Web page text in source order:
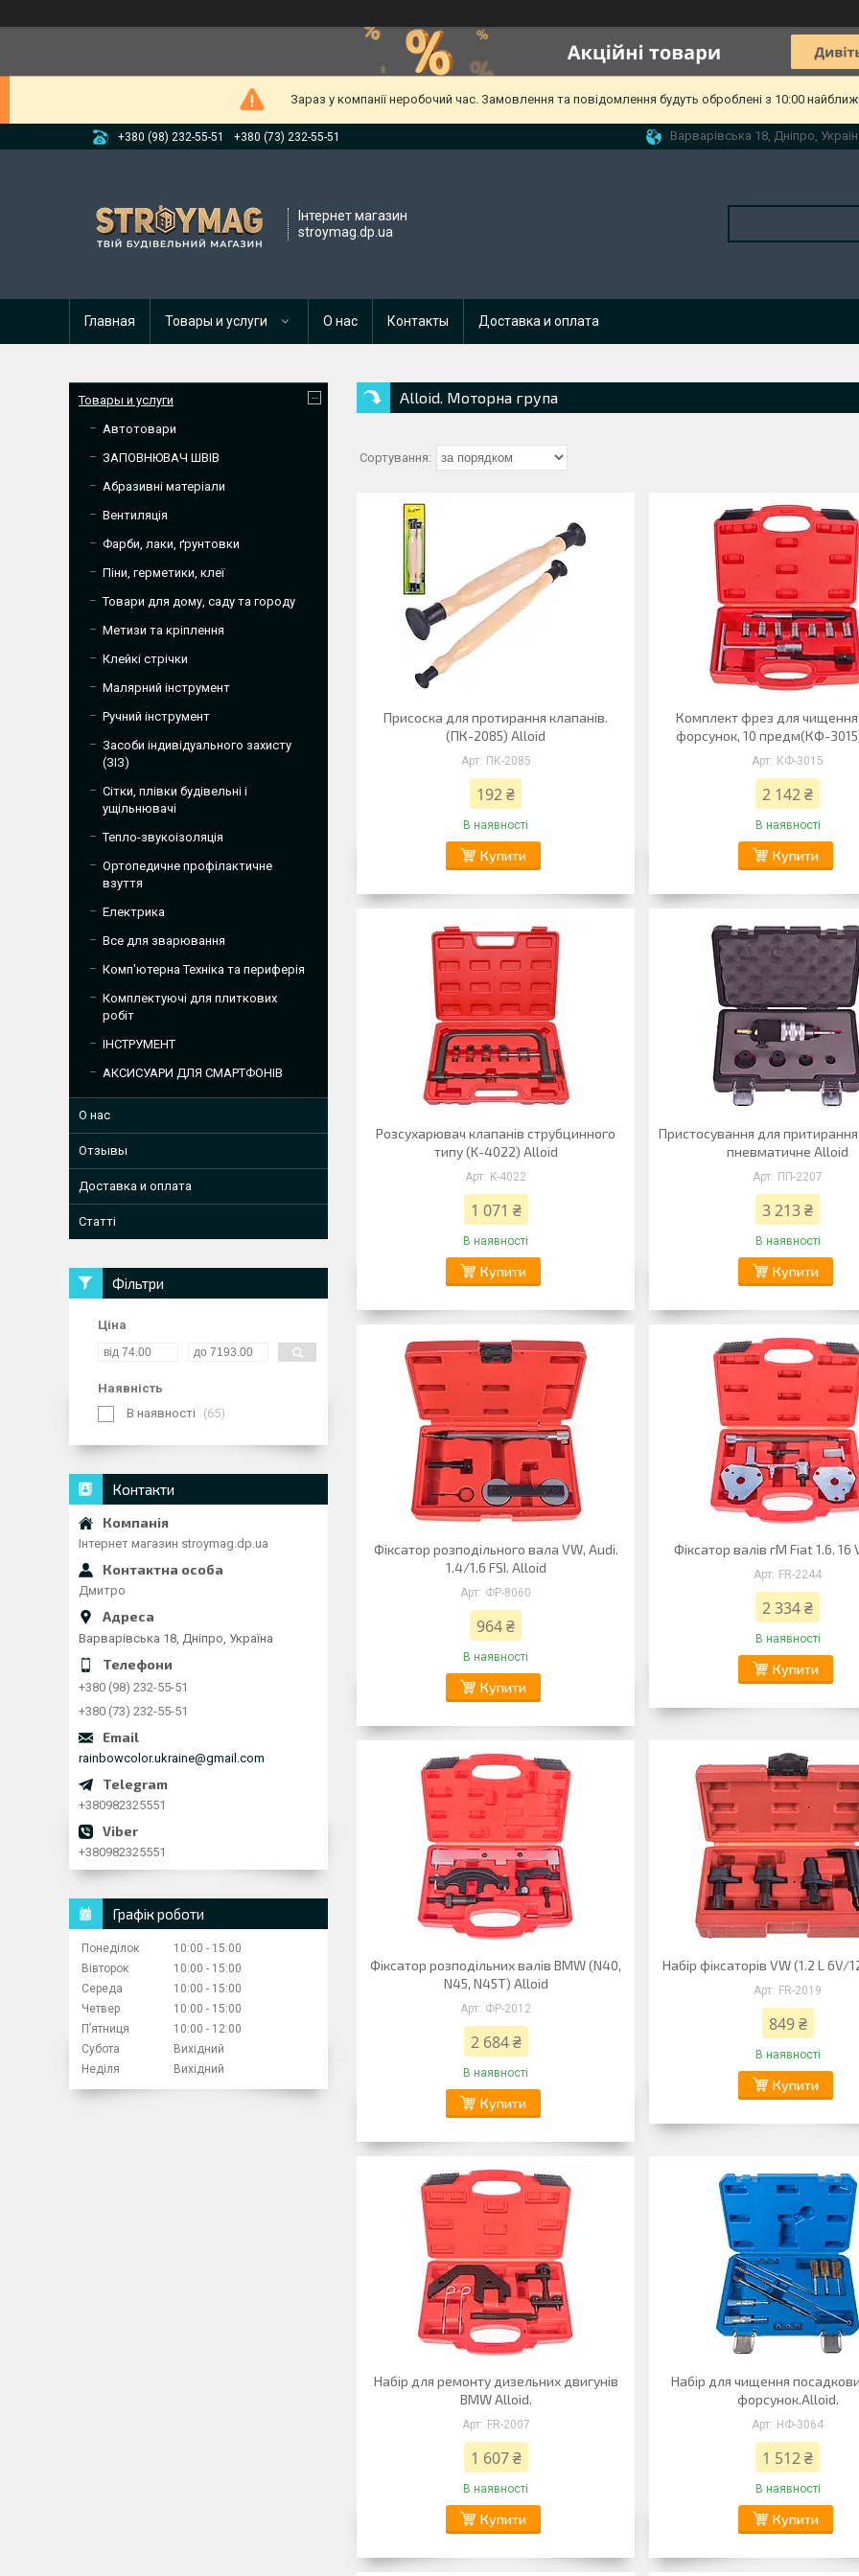
Зараз у компанії неробочий час. Замовлення та повідомлення будуть оброблені з 10:00
+380 (98) 232-55-51 +380 (73) 232-55-51 Варварівська 18, Дніпро,
Інтернет магазин
stroymag.dp.ua
Главная Товары и услуги О нас Контакты Доставка и оплата
Alloid. Моторна група
Присоска для протирання клапанів.
(ПК-2085) Alloid
ПК-2085
192 ₴
В наявності
Купити
Комплект фрез для
форсунок, 10 предм(КФ-
КФ-3015
2 142 ₴
В наявності
Купити
Розсухарювач клапанів струбцинного
типу (K-4022) Alloid
K-4022
1 071 ₴
В наявності
Купити
Пристосування для
пневматичне Alloid
ПП-2207
3 213 ₴
В наявності
Купити
Фіксатор розподільного вала VW, Audi.
1.4/1.6 FSI. Alloid
ФР-8060
964 ₴
В наявності
Купити
Фіксатор валів гМ Fiat 1.6. 16
FR-2244
2 334 ₴
В наявності
Купити
Фіксатор розподільних валів BMW (N40,
N45, N45T) Alloid
ФР-2012
2 684 ₴
В наявності
Купити
Набір фіксаторів VW (1.2 L 6V/
FR-2019
849 ₴
В наявності
Купити
Набір для ремонту дизельних двигунів
BMW Alloid.
FR-2007
1 607 ₴
В наявності
Купити
Набір для чищення
форсунок.Alloid.
НФ-3064
1 512 ₴
В наявності
Купити
Товары и услуги
Автотовари
ЗАПОВНЮВАЧ ШВІВ
Абразивні матеріали
Вентиляція
Фарби, лаки, ґрунтовки
Піни, герметики, клеї
Товари для дому, саду та городу
Метизи та кріплення
Клейкі стрічки
Малярний інструмент
Ручний інструмент
Засоби індивідуального захисту
(ЗІЗ)
Сітки, плівки будівельні і
ущільнювачі
Тепло-звукоізоляція
Ортопедичне профілактичне
взуття
Електрика
Все для зварювання
Комп'ютерна Техніка та периферія
Комплектуючі для плиткових
робіт
ІНСТРУМЕНТ
АКСИСУАРИ ДЛЯ СМАРТФОНІВ
О нас
Отзывы
Доставка и оплата
Статті
Фільтри
Ціна
Наявність
В наявності
65
Контакти
Інтернет магазин stroymag.dp.ua
Дмитро
Варварівська 18, Дніпро, Україна
+380 (98) 232-55-51
+380 (73) 232-55-51
rainbowcolor.ukraine@gmail.com
+380982325551
+380982325551
Графік роботи
Понеділок 10:00
15:00
Вівторок
10:00
15:00
Середа
10:00
15:00
Четвер
10:00
15:00
Пʼятниця
10:00
12:00
Субота
Вихідний
Неділя
Вихідний